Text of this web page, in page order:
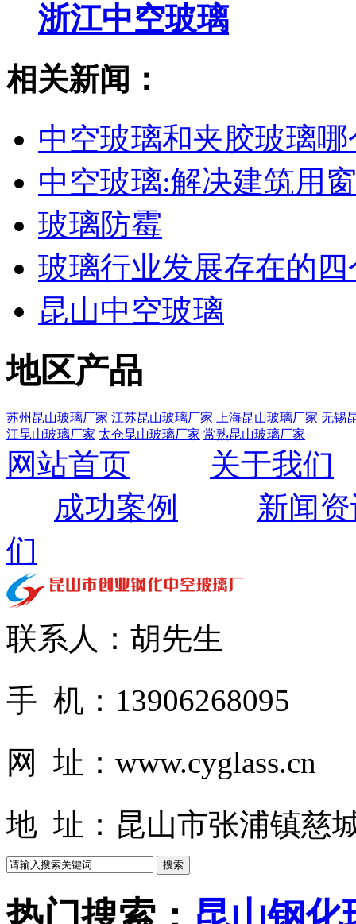
浙江中空玻璃
相关新闻：
中空玻璃和夹胶玻璃哪
中空玻璃:解决建筑用
玻璃防霉
玻璃行业发展存在的
昆山中空玻璃
地区产品
苏州昆山玻璃厂家 江苏昆山玻璃厂家 上海昆山玻璃厂家 无锡
江昆山玻璃厂家 太仓昆山玻璃厂家 常熟昆山玻璃厂家
网站首页
关于我们
成功案例
新闻
们
联系人：胡先生
手 机：13906268095
网 址：www.cyglass.cn
地 址：昆山市张浦镇慈